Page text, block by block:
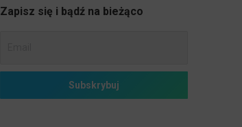
Zapisz się i bądź na bieżąco